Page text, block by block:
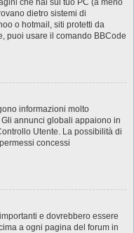
che hai sul tuo PC (a meno
dietro sistemi di
o hotmail, siti protetti da
puoi usare il comando BBCode
informazioni molto
annunci globali appaiono in
Utente. La possibilità di
concessi
e dovrebbero essere
a ogni pagina del forum in